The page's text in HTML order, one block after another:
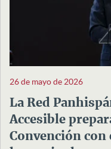
26 de mayo de 2026
La Red
Accesible
Convención con